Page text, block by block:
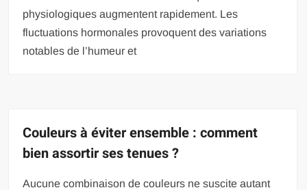
physiologiques augmentent rapidement. Les
fluctuations hormonales provoquent des variations
notables de l’humeur et
Couleurs à éviter ensemble : comment
bien assortir ses tenues ?
Aucune combinaison de couleurs ne suscite autant